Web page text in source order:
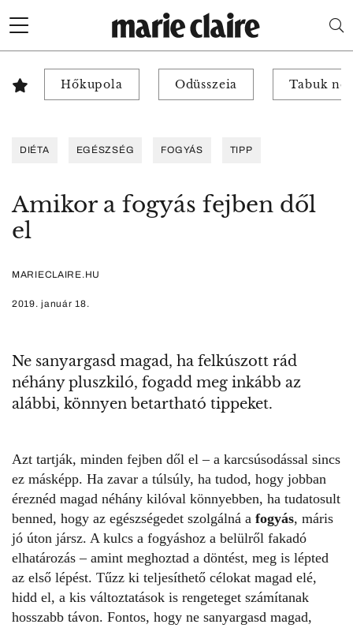
Hőkupola Odüsszeia Tabuk
DIÉTA EGÉSZSÉG FOGYÁS TIPP
Amikor a fogyás fejben dől
el
MARIECLAIRE.HU
2019. január 18.
Ne sanyargasd magad, ha felkúszott rád
néhány pluszkiló, fogadd meg inkább az
alábbi, könnyen betartható tippeket.
Azt tartják, minden fejben dől el – a karcsúsodással sincs
ez másképp. Ha zavar a túlsúly, ha tudod, hogy jobban
éreznéd magad néhány kilóval könnyebben, ha tudatosult
benned, hogy az egészségedet szolgálná a fogyás, máris
jó úton jársz. A kulcs a fogyáshoz a belülről fakadó
elhatározás – amint meghoztad a döntést, meg is lépted
az első lépést. Tűzz ki teljesíthető célokat magad elé,
hidd el, a kis változtatások is rengeteget számítanak
hosszabb távon. Fontos, hogy ne sanyargasd magad,